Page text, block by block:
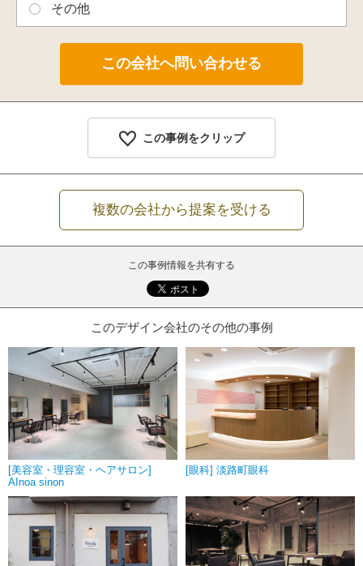
その他
この事例をクリップ
複数の会社から提案を受ける
この事例情報を共有する
このデザイン会社のその他の事例
[美容室・理容室・ヘアサロン]
AInoa sinon
[眼科] 淡路町眼科